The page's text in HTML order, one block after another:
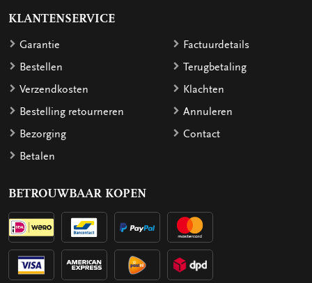
KLANTENSERVICE
Garantie
Bestellen
Verzendkosten
Bestelling retourneren
Bezorging
Betalen
Factuurdetails
Terugbetaling
Klachten
Annuleren
Contact
BETROUWBAAR KOPEN